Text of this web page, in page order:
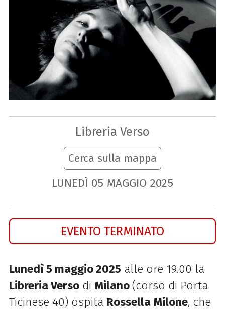
Libreria Verso
Cerca sulla mappa
LUNEDÌ 05 MAGGIO 2025
EVENTO TERMINATO
Lunedì 5 maggio 2025 alle ore 19.00 la
Libreria Versodi Milano(corso di Porta
Ticinese 40) ospita Rossella Milone, che